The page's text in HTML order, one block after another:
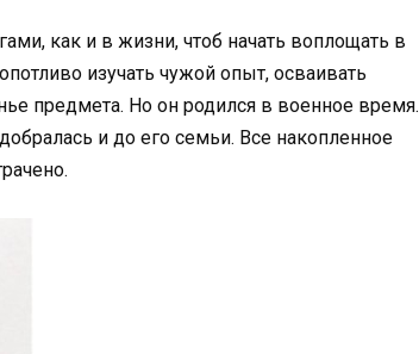
как и в жизни, чтоб начать воплощать в
изучать чужой опыт, осваивать
предмета. Но он родился в военное время.
и до его семьи. Все накопленное